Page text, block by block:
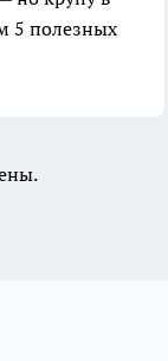
5 полезных